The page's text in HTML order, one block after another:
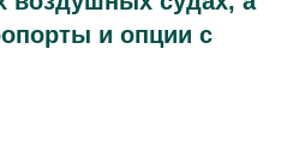
и опции с